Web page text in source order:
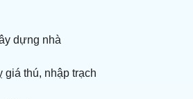
dựng nhà
giá thú, nhập trạch